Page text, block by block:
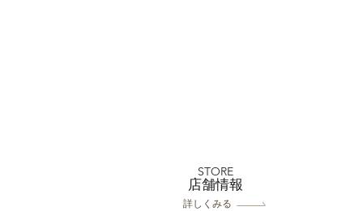
やっておきたいこと｜フォト
スタジオミルフィーユ浦和店
STORE
​店舗情報
詳しくみる